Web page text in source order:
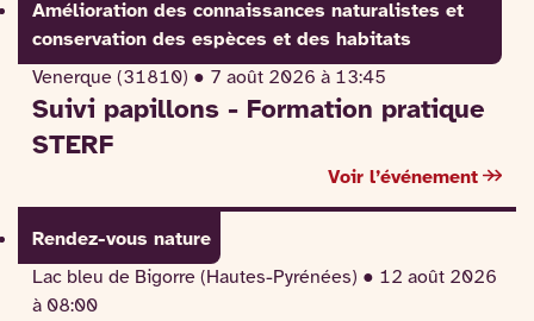
Amélioration des connaissances naturalistes et
conservation des espèces et des habitats
Venerque (31810) ● 7 août 2026 à 13:45
Suivi papillons - Formation pratique
STERF
Voir l’événement
Rendez-vous nature
Lac bleu de Bigorre (Hautes-Pyrénées) ● 12 août 2026
à 08:00